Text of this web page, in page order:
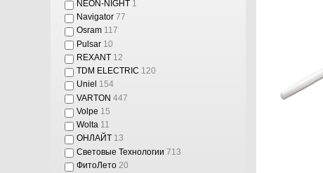
NEON-NIGHT 1
Navigator 77
Osram 117
Pulsar 10
REXANT 12
TDM ELECTRIC 120
Uniel 154
VARTON 447
Volpe 15
Wolta 11
ОНЛАЙТ 13
Световые Технологии 713
ФитоЛето 20